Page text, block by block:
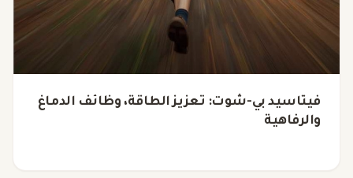
فيتاسيد بي-شوت: تعزيز الطاقة، وظائف الدماغ
والرفاهية